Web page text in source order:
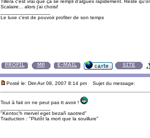
Tillera c'est vrai que ça se rempli d'algues rapidement. Reste
Scalaire... alors j'ai choisi!
Le luxe c'est de pouvoir profiter de son temps
Posté le: Dim Avr 08, 2007 8:14 pm Sujet du message:
Tout à fait on ne peut pas tt avoir !
"Kentoc'h mervel eget bezañ saotred"
Traduction : "Plutôt la mort que la souillure"